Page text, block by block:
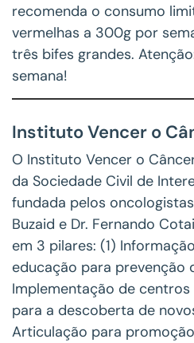
recomenda o consumo
vermelhas a 300g por
três bifes grandes.
semana!
Instituto Vencer o
O Instituto Vencer o
da Sociedade Civil de
fundada pelos
Buzaid e Dr. Fernando
em 3 pilares: (1)
educação para prevenção
Implementação de
para a descoberta de
Articulação para